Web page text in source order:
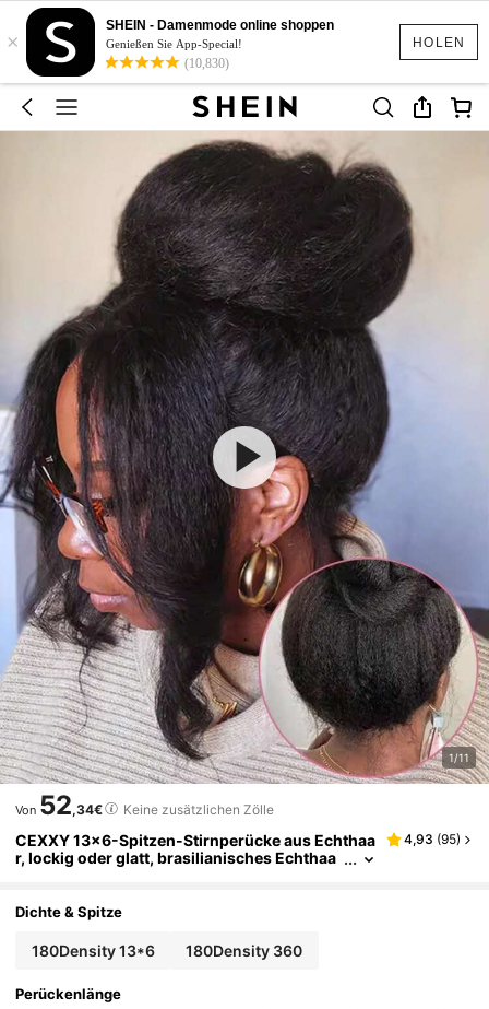
HOLEN
×
SHEIN - Damenmode online shoppen
Genießen Sie App-Special!
(10,830)
1/11
Von 52,34€ Keine zusätzlichen Zölle
CEXXY 13x6-Spitzen-Stirnperücke aus Echthaa
r, lockig oder glatt, brasilianisches Echthaa
gnet, 180 % Dichte, 360°-Vollspitzenperücke
4,93 (95)
Dichte & Spitze
180Density 13*6 180Density 360
Perückenlänge